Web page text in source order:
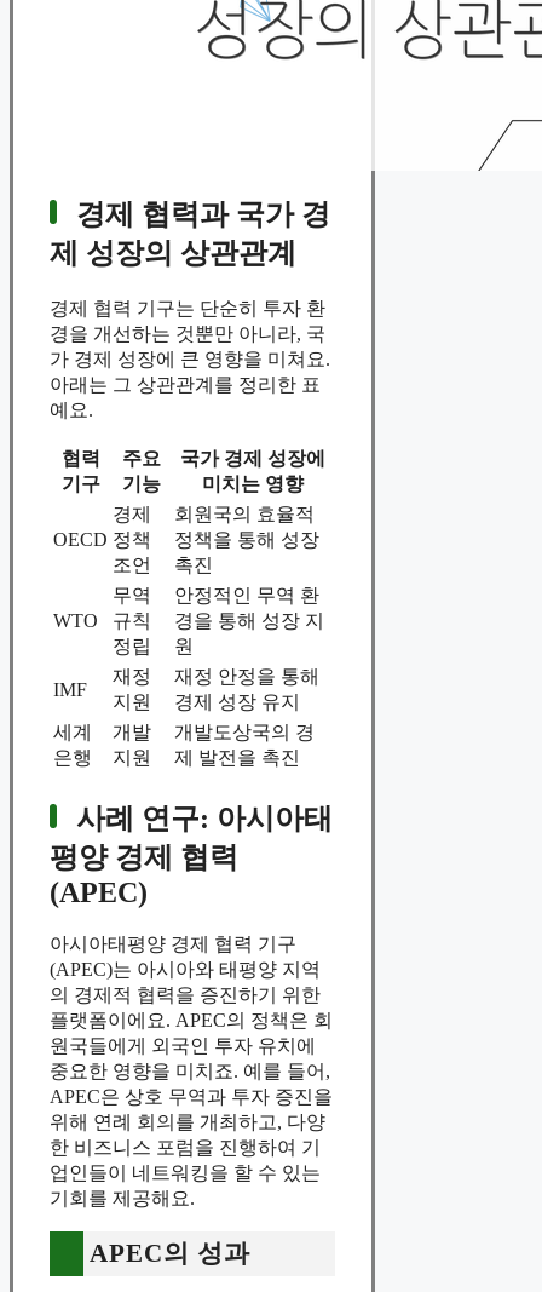
경제 협력과 국가 경
제 성장의 상관관계
경제 협력 기구는 단순히 투자 환
경을 개선하는 것뿐만 아니라, 국
가 경제 성장에 큰 영향을 미쳐요.
아래는 그 상관관계를 정리한 표
예요.
협력
기구
주요
기능
국가 경제 성장에
미치는 영향
OECD
경제
정책
조언
회원국의 효율적
정책을 통해 성장
촉진
WTO
무역
규칙
정립
안정적인 무역 환
경을 통해 성장 지
원
IMF
재정
지원
재정 안정을 통해
경제 성장 유지
세계
은행
개발
지원
개발도상국의 경
제 발전을 촉진
사례 연구: 아시아태
평양 경제 협력
(APEC)
아시아태평양 경제 협력 기구
(APEC)는 아시아와 태평양 지역
의 경제적 협력을 증진하기 위한
플랫폼이에요. APEC의 정책은 회
원국들에게 외국인 투자 유치에
중요한 영향을 미치죠. 예를 들어,
APEC은 상호 무역과 투자 증진을
위해 연례 회의를 개최하고, 다양
한 비즈니스 포럼을 진행하여 기
업인들이 네트워킹을 할 수 있는
기회를 제공해요.
APEC의 성과